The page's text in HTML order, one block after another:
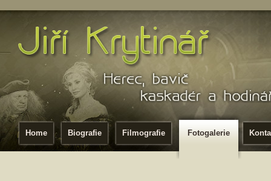
Home Biografie Filmografie Fotogalerie